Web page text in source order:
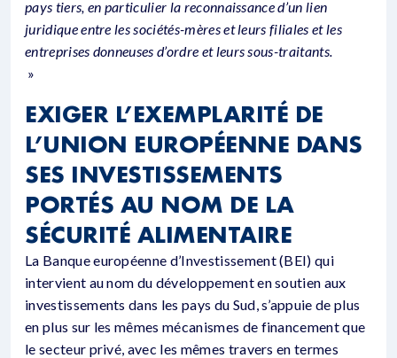
pays tiers, en particulier la reconnaissance d’un lien
juridique entre les sociétés-mères et leurs filiales et les
entreprises donneuses d’ordre et leurs sous-traitants.
»
EXIGER L’EXEMPLARITÉ DE
L’UNION EUROPÉENNE DANS
SES INVESTISSEMENTS
PORTÉS AU NOM DE LA
SÉCURITÉ ALIMENTAIRE
La Banque européenne d’Investissement (BEI) qui
intervient au nom du développement en soutien aux
investissements dans les pays du Sud, s’appuie de plus
en plus sur les mêmes mécanismes de financement que
le secteur privé, avec les mêmes travers en termes